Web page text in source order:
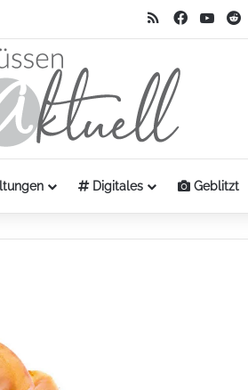
RSSFacebook
Digitales Geblitzt